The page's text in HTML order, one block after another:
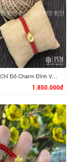
CHI TIẾT
Vòng Tay Chỉ Đỏ Charm Đĩnh Vàng 24K M02
1.850.000đ